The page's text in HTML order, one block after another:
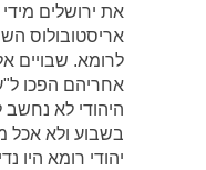
את ירושלים
אריסטובולוס
לרומא. שבויים
אחריהם הפכו
היהודי לא נחשב
בשבוע ולא אכל
יהודי רומא היו